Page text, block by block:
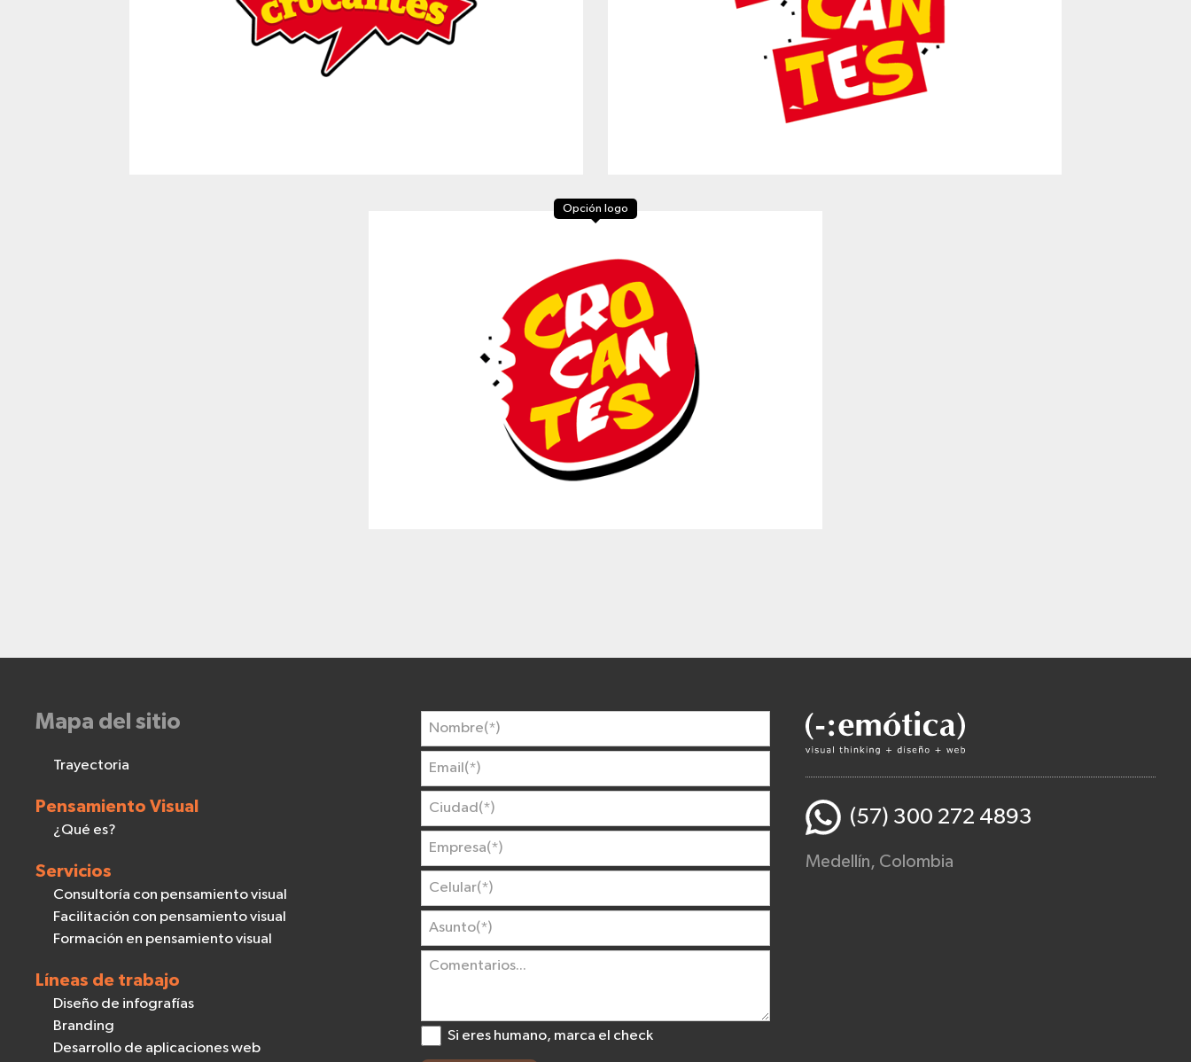
Opción logo
Mapa del sitio
Trayectoria
Pensamiento Visual
¿Qué es?
Servicios
Consultoría con pensamiento visual
Facilitación con pensamiento visual
Formación en pensamiento visual
Líneas de trabajo
Diseño de infografías
Branding
Desarrollo de aplicaciones web
Si eres humano, marca el check
(57) 300 272 4893
Medellín, Colombia